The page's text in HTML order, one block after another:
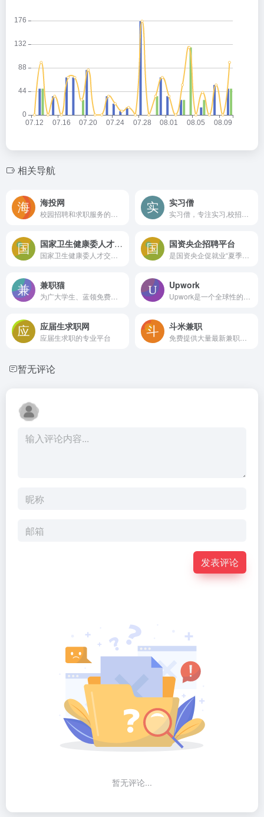
相关导航
海投网 实习僧
国家卫生健康委人才交流服务中心 国资央企招聘平台
兼职猫 Upwork
应届生求职网
应届生求职的专业平台
斗米兼职
暂无评论
发表评论
暂无评论...